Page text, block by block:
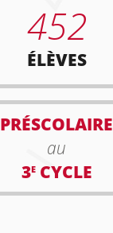
452
ÉLÈVES
PRÉSCOLAIRE
au
3ECYCLE